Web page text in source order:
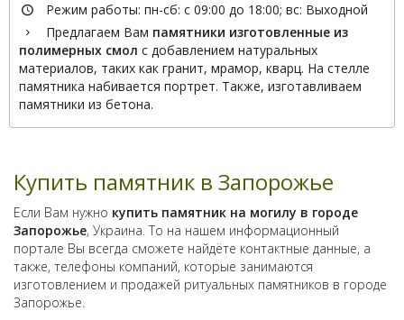
Режим работы: пн-сб: с 09:00 до 18:00; вс: Выходной
Предлагаем Вам памятники изготовленные из
полимерных смол с добавлением натуральных
материалов, таких как гранит, мрамор, кварц. На стелле
памятника набивается портрет. Также, изготавливаем
памятники из бетона.
Купить памятник в Запорожье
Если Вам нужно купить памятник на могилу в городе
Запорожье, Украина. То на нашем информационный
портале Вы всегда сможете найдёте контактные данные, а
также, телефоны компаний, которые занимаются
изготовлением и продажей ритуальных памятников в городе
Запорожье.